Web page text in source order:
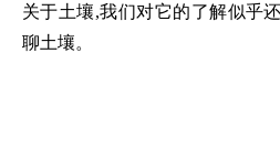
关于土壤,我们对它的了解似乎
聊土壤。